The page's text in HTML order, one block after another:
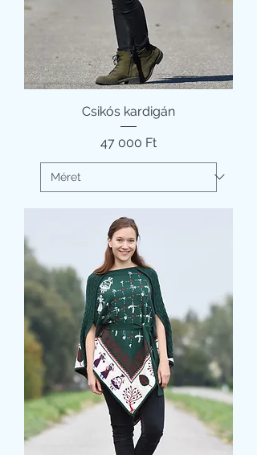
Csikós kardigán
Ár
47 000 Ft